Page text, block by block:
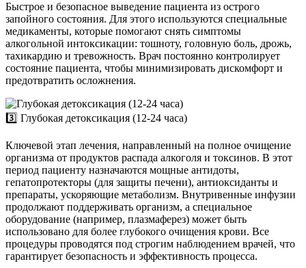
Быстрое и безопасное выведение пациента из острого
запойного состояния. Для этого используются специальные
медикаменты, которые помогают снять симптомы
алкогольной интоксикации: тошноту, головную боль, дрожь,
тахикардию и тревожность. Врач постоянно контролирует
состояние пациента, чтобы минимизировать дискомфорт и
предотвратить осложнения.
3️⃣ Глубокая детоксикация (12-24 часа)
Ключевой этап лечения, направленный на полное очищение
организма от продуктов распада алкоголя и токсинов. В этот
период пациенту назначаются мощные антидоты,
гепатопротекторы (для защиты печени), антиоксиданты и
препараты, ускоряющие метаболизм. Внутривенные инфузии
продолжают поддерживать организм, а специальное
оборудование (например, плазмаферез) может быть
использовано для более глубокого очищения крови. Все
процедуры проводятся под строгим наблюдением врачей, что
гарантирует безопасность и эффективность процесса.